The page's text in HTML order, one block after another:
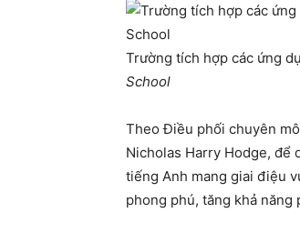
Trường tích hợp các ứng
School
Theo Điều phối chuyên
Nicholas Harry Hodge, để
tiếng Anh mang giai điệu
phong phú, tăng khả năng